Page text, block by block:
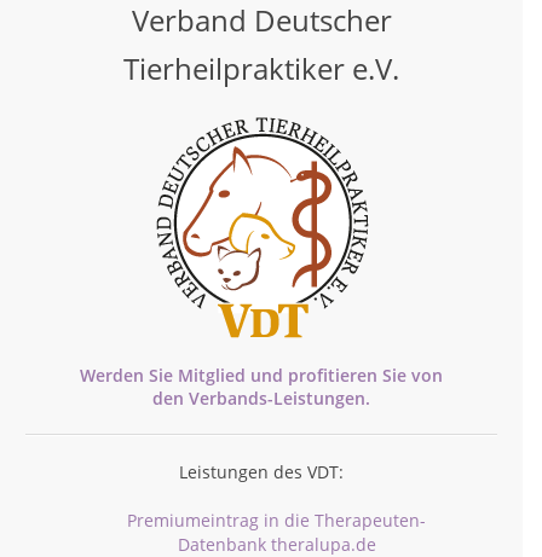
Verband Deutscher
Tierheilpraktiker e.V.
Werden Sie Mitglied und profitieren Sie von
den Verbands-Leistungen.
Leistungen des VDT:
Premiumeintrag in die Therapeuten-
Datenbank theralupa.de